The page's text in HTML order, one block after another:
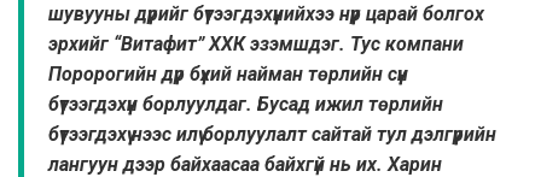
шувууны дүрийг бүтээг­дэхүүнийхээ нүүр царай болгох
эрхийг “Витафит” ХХК эзэмшдэг. Тус компани
Поророгийн дүр бүхий найман төрлийн сүүн
бүтээгдэхүүн борлуулдаг. Бусад ижил төрлийн
бүтээгдэхүү­ нээс илүү борлуулалт сайтай тул дэлгүүрийн
лангуун дээр байхаасаа байхгүй нь их. Харин